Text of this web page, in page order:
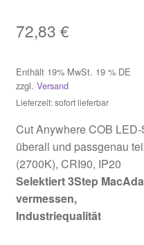
72,83 €
Enthält 19% MwSt. 19 % DE
zzgl. Versand
Lieferzeit: sofort lieferbar
Cut Anywhere COB
überall und passgenau
(2700K), CRI90, IP20
Selektiert 3Step
vermessen,
Industriequalität